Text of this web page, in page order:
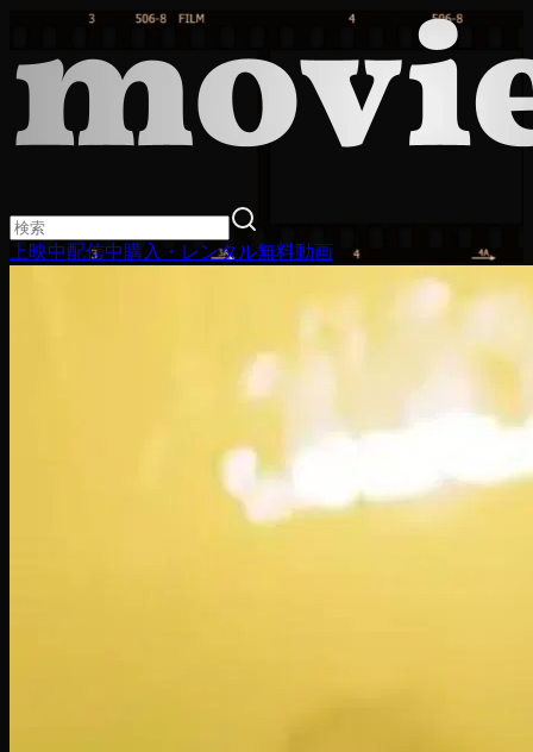
上映中配信中購入・レンタル無料動画